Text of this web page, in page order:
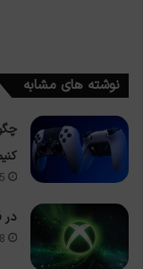
نوشته های مشابه
در Xbox Games Showcase 2026 چه گذشت